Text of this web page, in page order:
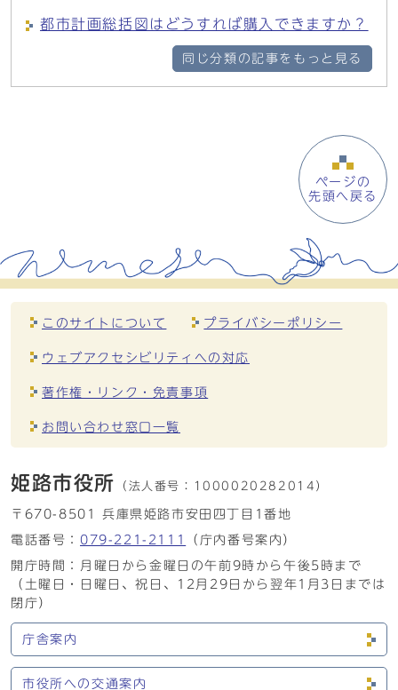
都市計画総括図はどうすれば購入できますか？
同じ分類の記事をもっと見る
ページの
先頭へ戻る
このサイトについて プライバシーポリシー
ウェブアクセシビリティへの対応
著作権・リンク・免責事項
お問い合わせ窓口一覧
姫路市役所 （法人番号： 1000020282014）
〒670-8501 兵庫県姫路市安田四丁目1番地
電話番号： 079-221-2111
（庁内番号案内）
開庁時間：月曜日から金曜日の午前9時から午後5時まで
（土曜日・日曜日、祝日、12月29日から翌年1月3日までは
閉庁）
庁舎案内
市役所への交通案内